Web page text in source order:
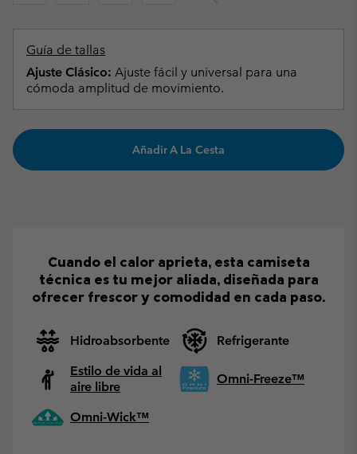
Guía de tallas
Ajuste Clásico: Ajuste fácil y universal para una
cómoda amplitud de movimiento.
Añadir A La Cesta
Cuando el calor aprieta, esta camiseta
técnica es tu mejor aliada, diseñada para
ofrecer frescor y comodidad en cada paso.
Hidroabsorbente
Refrigerante
Estilo de vida al
aire libre
Omni-Freeze™
Omni-Wick™